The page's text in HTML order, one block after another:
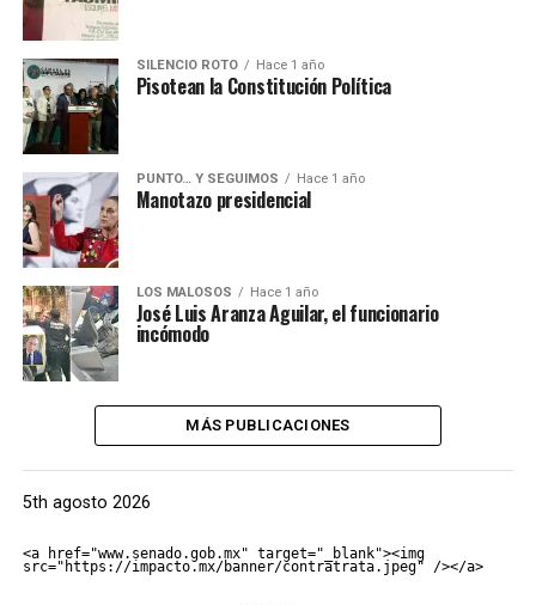
SILENCIO ROTO Hace 1 año
Pisotean la Constitución Política
PUNTO… Y SEGUIMOS Hace 1 año
Manotazo presidencial
LOS MALOSOS Hace 1 año
José Luis Aranza Aguilar, el funcionario
incómodo
MÁS PUBLICACIONES
5th agosto 2026
<a href="www.senado.gob.mx" target="_blank"><img
src="https://impacto.mx/banner/contratrata.jpeg" /></a>